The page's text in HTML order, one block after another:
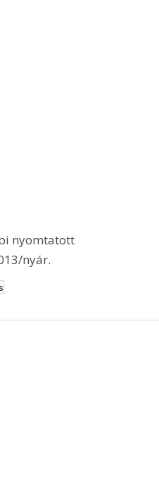
nyomtatott
nyár.